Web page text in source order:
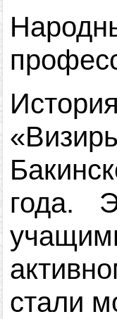
«
года.
стали